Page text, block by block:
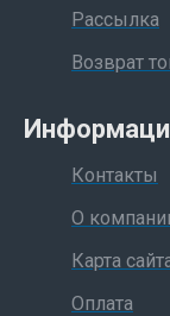
Рассылка
Возврат
Контакты
О
Карта
Оплата